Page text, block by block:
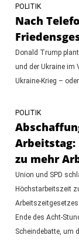
POLITIK
Nach
Donald Trump
und der Ukraine im
Ukraine-Krieg –
POLITIK
Arbeitstag:
zu mehr
Union und SPD
Höchstarbeitszeit
Ende des Acht-
Scheindebatte, um